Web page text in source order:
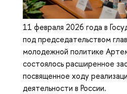
11 февраля 2026 года в
под председательством
молодежной политике
состоялось расширенное
посвященное ходу
деятельности в России.